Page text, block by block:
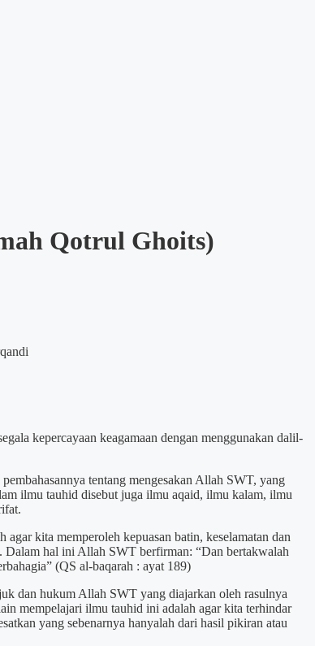
Qotrul Ghoits)
kepercayaan keagamaan dengan menggunakan dalil-
tentang mengesakan Allah SWT, yang
ilmu tauhid disebut juga ilmu aqaid, ilmu kalam, ilmu
kita memperoleh kepuasan batin, keselamatan dan
Dalam hal ini Allah SWT berfirman: “Dan bertakwalah
(QS al-baqarah : ayat 189)
dan hukum Allah SWT yang diajarkan oleh rasulnya
mempelajari ilmu tauhid ini adalah agar kita terhindar
yang sebenarnya hanyalah dari hasil pikiran atau